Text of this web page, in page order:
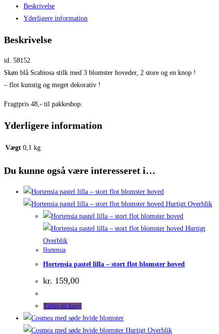
Beskrivelse
Yderligere information
Beskrivelse
id. 58152
Skøn blå Scabiosa stilk med 3 blomster hoveder, 2 store og en knop !
– flot kunstig og meget dekorativ !
Fragtpris 48,- til pakkeshop.
Yderligere information
Vægt 0,1 kg
Du kunne også være interesseret i…
Hurtigt Overblik
Hurtigt
Overblik
Hortensia
Hortensia pastel lilla – stort flot blomster hoved
kr. 159,00
Tilføj til kurv
Hurtigt Overblik